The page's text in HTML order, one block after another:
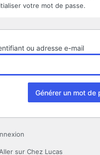
votre mot de passe.
ou adresse e-mail
sur Chez Lucas